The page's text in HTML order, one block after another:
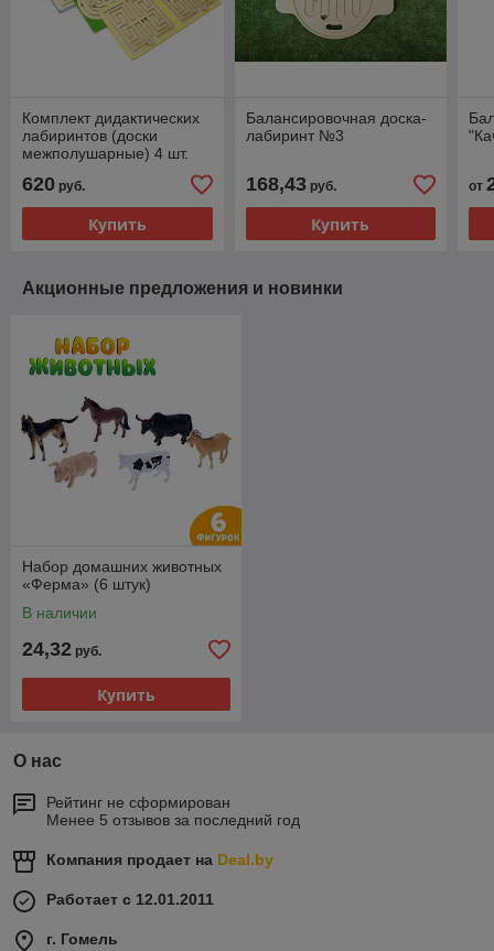
Комплект дидактических
лабиринтов (доски
межполушарные) 4 шт.
620 руб.
Купить
Балансировочная доска-
лабиринт №3
168,43руб.
Купить
от
Акционные предложения и новинки
Набор домашних животных
«Ферма» (6 штук)
В наличии
24,32 руб.
Купить
О нас
Рейтинг не сформирован
Менее 5 отзывов за последний год
Компания продает на Deal.by
Работает с 12.01.2011
г. Гомель